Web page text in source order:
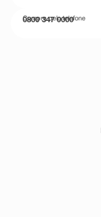
Compre pelo telefone
0800 347 0000